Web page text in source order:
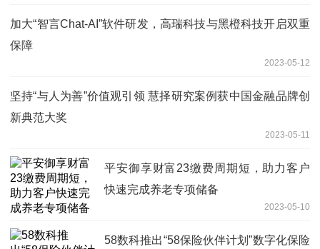
加大“智言Chat-AI”软件研发，高瑞科技与黑橙科技开启双重
保障
2023-05-12
坚持“与人为善”价值观引领 慧择研究案例获中国金融品牌创
新典范大奖
2023-05-11
平安御享财富23缴费周期短，助力客户
快速完成养老专项储备
2023-05-10
58数科推出“58保险伙伴计划”数字化保险